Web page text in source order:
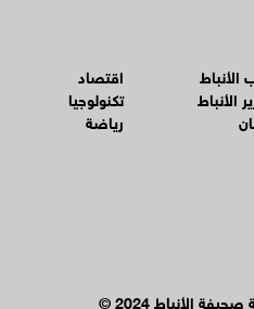
الأنباط
الأنباط
اقتصاد
تكنولوجيا
رياضة
الأنباط 2024